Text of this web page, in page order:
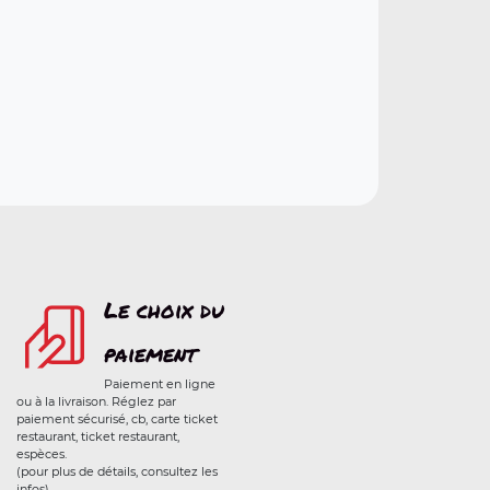
Le choix du
paiement
Paiement en ligne
ou à la livraison. Réglez par
paiement sécurisé, cb, carte ticket
restaurant, ticket restaurant,
espèces.
(pour plus de détails, consultez les